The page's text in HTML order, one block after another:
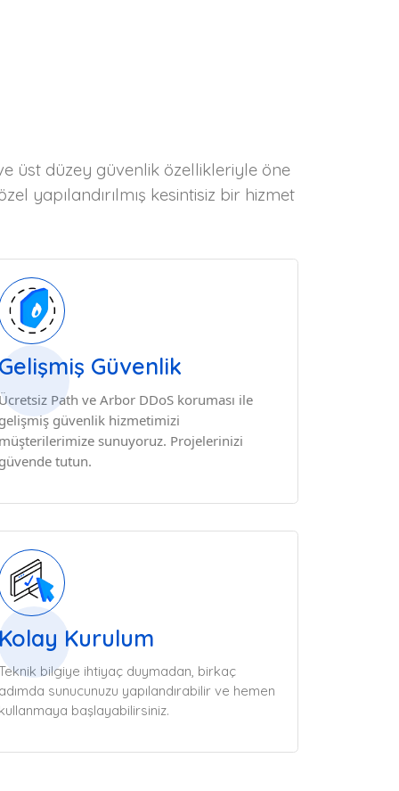
üst düzey güvenlik özellikleriyle öne
yapılandırılmış kesintisiz bir hizmet
Güvenlik
Path ve Arbor DDoS koruması ile
güvenlik hizmetimizi
sunuyoruz. Projelerinizi
tutun.
Kurulum
bilgiye ihtiyaç duymadan, birkaç
sunucunuzu yapılandırabilir ve hemen
başlayabilirsiniz.